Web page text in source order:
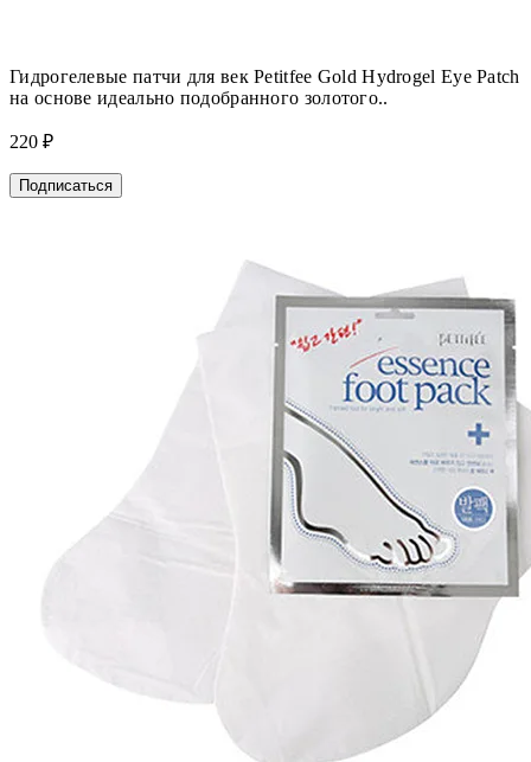
Гидрогелевые патчи для век Petitfee Gold Hydrogel Eye Patch
на основе идеально подобранного золотого..
220 ₽
Подписаться